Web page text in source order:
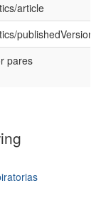
article
publishedVersion
pares